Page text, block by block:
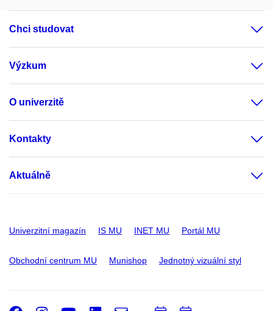
Chci studovat
Výzkum
O univerzitě
Kontakty
Aktuálně
Univerzitní magazín IS MU INET MU Portál MU
Obchodní centrum MU Munishop Jednotný vizuální styl